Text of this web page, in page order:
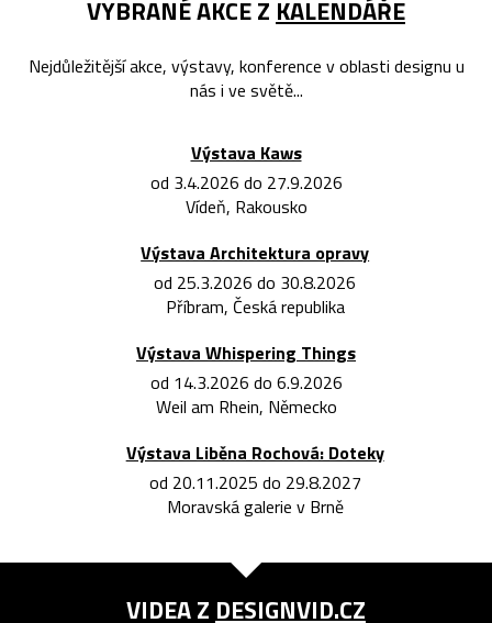
VYBRANÉ AKCE Z KALENDÁŘE
Nejdůležitější akce, výstavy, konference v oblasti designu u
nás i ve světě...
Výstava Kaws
od 3.4.2026 do 27.9.2026
Vídeň, Rakousko
Výstava Architektura opravy
od 25.3.2026 do 30.8.2026
Příbram, Česká republika
Výstava Whispering Things
od 14.3.2026 do 6.9.2026
Weil am Rhein, Německo
Výstava Liběna Rochová: Doteky
od 20.11.2025 do 29.8.2027
Moravská galerie v Brně
VIDEA Z DESIGNVID.CZ